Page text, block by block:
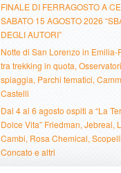
FINALE DI FERRAGOSTO A
SABATO 15 AGOSTO 2026
DEGLI AUTORI”
Notte di San Lorenzo in Emilia-
tra trekking in quota,
spiaggia, Parchi tematici,
Castelli
Dal 4 al 6 agosto ospiti a “La
Dolce Vita” Friedman, Jebreal,
Cambi, Rosa Chemical,
Concato e altri